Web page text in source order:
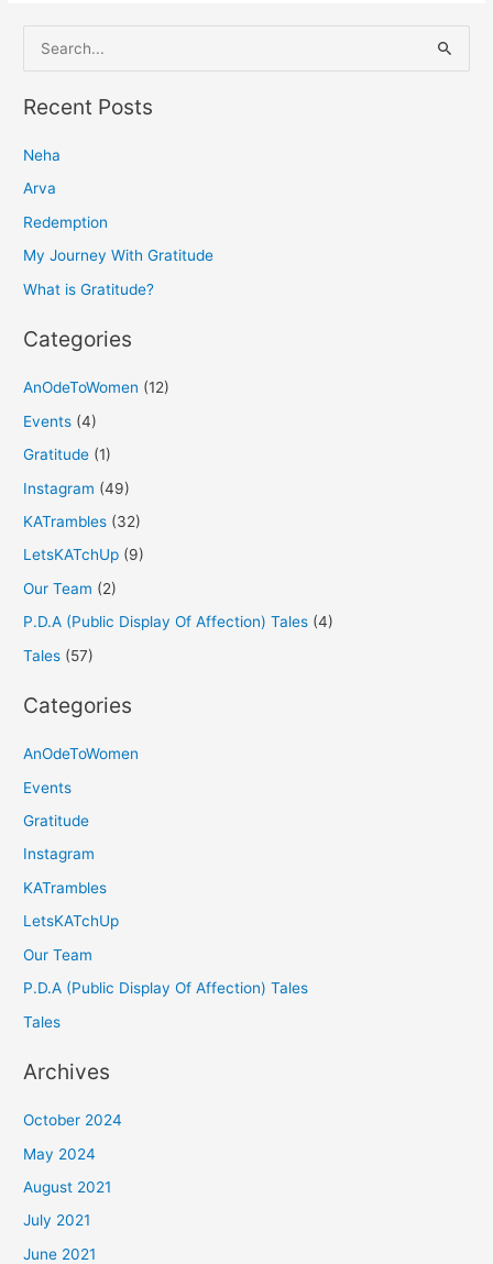
e
a
c
h
f
o
Recent Posts
Neha
Arva
Redemption
My Journey With Gratitude
What is Gratitude?
Categories
AnOdeToWomen (12)
Events (4)
Gratitude (1)
Instagram (49)
KATrambles (32)
LetsKATchUp (9)
Our Team (2)
P.D.A (Public Display Of Affection) Tales (4)
Tales (57)
Categories
AnOdeToWomen
Events
Gratitude
Instagram
KATrambles
LetsKATchUp
Our Team
P.D.A (Public Display Of Affection) Tales
Tales
Archives
October 2024
May 2024
August 2021
July 2021
June 2021